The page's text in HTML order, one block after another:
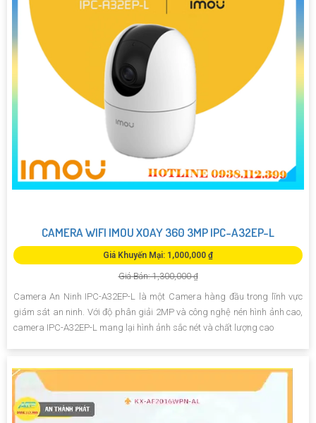
CAMERA WIFI IMOU XOAY 360 3MP IPC-A32EP-L
Giá Khuyến Mại: 1,000,000 ₫
Giá Bán: 1,300,000 ₫
Camera An Ninh IPC-A32EP-L là một Camera hàng đầu trong lĩnh vực
giám sát an ninh. Với độ phân giải 2MP và công nghệ nén hình ảnh cao,
camera IPC-A32EP-L mang lại hình ảnh sắc nét và chất lượng cao